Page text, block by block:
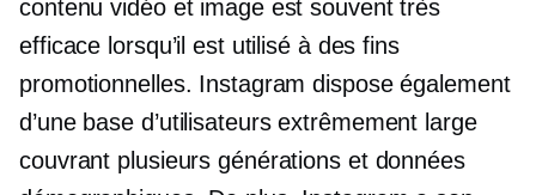
contenu vidéo et image est souvent très
efficace lorsqu’il est utilisé à des fins
promotionnelles. Instagram dispose également
d’une base d’utilisateurs extrêmement large
couvrant plusieurs générations et données